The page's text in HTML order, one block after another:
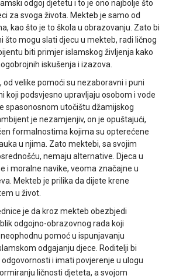
odgoj djetetu i to je ono najbolje što
za svoga života. Mekteb je samo od
kao što je to škola u obrazovanju. Zato bi
što mogu slati djecu u mekteb, radi ličnog
biti primjer islamskog življenja kako
iskušenja i izazova.
velike pomoći su nezaboravni i puni
koji podsvjesno upravljaju osobom i vode
spasonosnom utočištu džamijskog
je nezamjenjiv, on je opuštajući,
formalnostima kojima su opterećene
u njima. Zato mektebi, sa svojim
nemaju alternative. Djeca u
i moralne navike, veoma značajne u
Mekteb je prilika da dijete krene
u život.
je da kroz mekteb obezbjedi
odgojno-obrazovnog rada koji
pomoć u ispunjavanju
odgajanju djece. Roditelji bi
i imati povjerenje u ulogu
ličnosti djeteta, a svojom